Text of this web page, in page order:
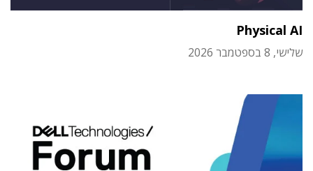
Physical AI
שלישי, 8 בספטמבר 2026